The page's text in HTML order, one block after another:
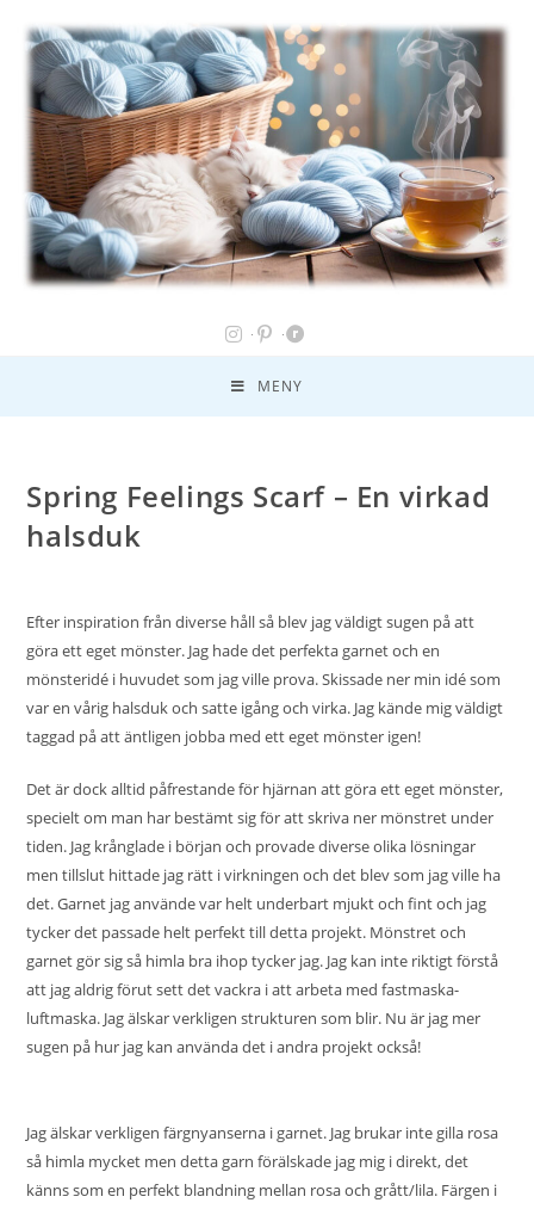
MENY
Spring Feelings Scarf – En virkad
halsduk
Efter inspiration från diverse håll så blev jag väldigt sugen på att
göra ett eget mönster. Jag hade det perfekta garnet och en
mönsteridé i huvudet som jag ville prova. Skissade ner min idé som
var en vårig halsduk och satte igång och virka. Jag kände mig väldigt
taggad på att äntligen jobba med ett eget mönster igen!
Det är dock alltid påfrestande för hjärnan att göra ett eget mönster,
specielt om man har bestämt sig för att skriva ner mönstret under
tiden. Jag krånglade i början och provade diverse olika lösningar
men tillslut hittade jag rätt i virkningen och det blev som jag ville ha
det. Garnet jag använde var helt underbart mjukt och fint och jag
tycker det passade helt perfekt till detta projekt. Mönstret och
garnet gör sig så himla bra ihop tycker jag. Jag kan inte riktigt förstå
att jag aldrig förut sett det vackra i att arbeta med fastmaska-
luftmaska. Jag älskar verkligen strukturen som blir. Nu är jag mer
sugen på hur jag kan använda det i andra projekt också!
Jag älskar verkligen färgnyanserna i garnet. Jag brukar inte gilla rosa
så himla mycket men detta garn förälskade jag mig i direkt, det
känns som en perfekt blandning mellan rosa och grått/lila. Färgen i